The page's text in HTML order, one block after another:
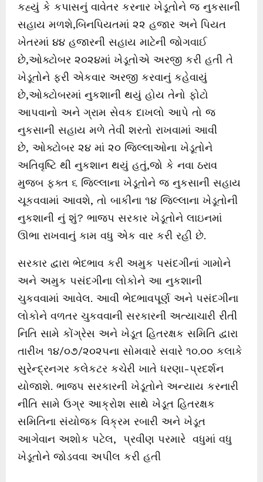
કહ્યું કે કપાસનું વાવેતર કરનાર ખેડૂતોને જ નુકસાની
સહાય મળશે,બિનપિયતમાં ૨૨ હજાર અને પિયત
ખેતરમાં ૪૪ હજારની સહાય માટેની જોગવાઈ
છે,ઓક્ટોબર ૨૦૨૪માં ખેડૂતોએ અરજી કરી હતી તે
ખેડૂતોને ફરી એકવાર અરજી કરવાનું કહેવાયું
છે,ઓક્ટોબરમાં નુકશાની થયું હોય તેનો ફોટો
આપવાનો અને ગ્રામ સેવક દાખલો આપે તો જ
નુકસાની સહાય મળે તેવી શરતો રાખવામાં આવી
છે, ઓક્ટોબર ૨૪ માં ૨૦ જિલ્લાઓના ખેડૂતોને
અતિવૃષ્ટિ થી નુકશાન થયું હતું,જો કે નવા ઠરાવ
મુજબ ફક્ત ૬ જિલ્લાના ખેડૂતોને જ નુકસાની સહાય
ચૂકવવામાં આવશે, તો બાકીના ૧૪ જિલ્લાના ખેડૂતોની
નુકશાની નું શું? ભાજપ સરકાર ખેડૂતોને લાઇનમાં
ઊભા રાખવાનું કામ વધુ એક વાર કરી રહી છે.
સરકાર દ્વારા ભેદભાવ કરી અમુક પસંદગીનાં ગામોને
અને અમુક પસંદગીના લોકોને આ નુકશાની
ચુકવવામાં આવેલ. આવી ભેદભાવપૂર્ણ અને પસંદગીના
લોકોને વળતર ચુકવવાની સરકારની અત્યાચારી રીતી
નિતિ સામે કોંગ્રેસ અને ખેડૂત હિતરક્ષક સમિતિ દ્વારા
તારીખ ૧૪/૦૭/૨૦૨૫ના સોમવારે સવારે ૧૦.૦૦ કલાકે
સુરેન્દ્રનગર કલેકટર કચેરી ખાતે ધરણા-પ્રદર્શન
યોજાશે. ભાજપ સરકારની ખેડૂતોને અન્યાય કરનારી
નીતિ સામે ઉગ્ર આક્રોશ સાથે ખેડૂત હિતરક્ષક
સમિતિના સંયોજક વિક્રમ રબારી અને ખેડૂત
આગેવાન અશોક પટેલ, પ્રવીણ પરમારે વધુમાં વધુ
ખેડૂતોને જોડવવા અપીલ કરી હતી